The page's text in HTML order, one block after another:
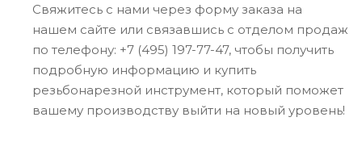
Свяжитесь с нами через форму заказа на
нашем сайте или связавшись с отделом продаж
по телефону: +7 (495) 197-77-47, чтобы получить
подробную информацию и купить
резьбонарезной инструмент, который поможет
вашему производству выйти на новый уровень!